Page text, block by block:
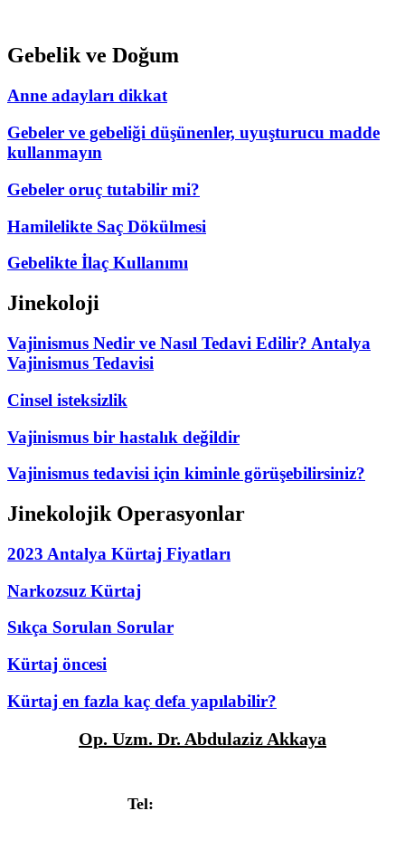
Gebelik ve Doğum
Anne adayları dikkat
Gebeler ve gebeliği düşünenler, uyuşturucu madde
kullanmayın
Gebeler oruç tutabilir mi?
Hamilelikte Saç Dökülmesi
Gebelikte İlaç Kullanımı
Jinekoloji
Vajinismus Nedir ve Nasıl Tedavi Edilir? Antalya
Vajinismus Tedavisi
Cinsel isteksizlik
Vajinismus bir hastalık değildir
Vajinismus tedavisi için kiminle görüşebilirsiniz?
Jinekolojik Operasyonlar
2023 Antalya Kürtaj Fiyatları
Narkozsuz Kürtaj
Sıkça Sorulan Sorular
Kürtaj öncesi
Kürtaj en fazla kaç defa yapılabilir?
Op. Uzm. Dr. Abdulaziz Akkaya
Tel: